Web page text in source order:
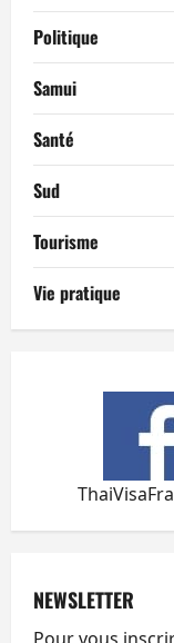
Politique
Samui
Santé
Sud
Tourisme
Vie pratique
NEWSLETTER
Pour vous